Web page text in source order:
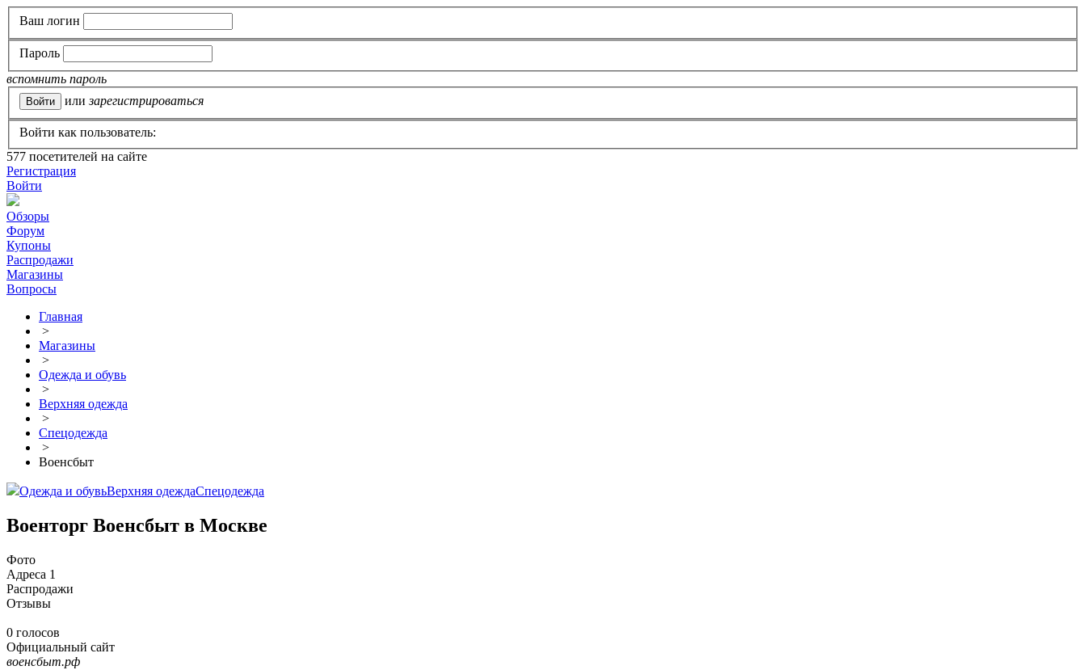
Ваш логин
Пароль
вспомнить пароль
или зарегистрироваться
Войти как пользователь:
577 посетителей на сайте
Регистрация
Войти
Обзоры
Форум
Купоны
Распродажи
Магазины
Вопросы
Главная
>
Магазины
>
Одежда и обувь
>
Верхняя одежда
>
Спецодежда
>
Военсбыт
Одежда и обувьВерхняя одеждаСпецодежда
Военторг Военсбыт в Москве
Фото
Адреса 1
Распродажи
Отзывы
0 голосов
Официальный сайт
военсбыт.рф